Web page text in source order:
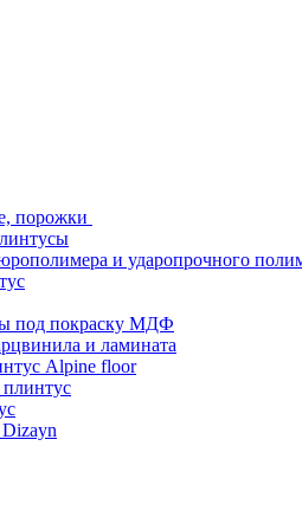
порожки
и ударопрочного
под покраску МДФ
и ламината
Alpine floor